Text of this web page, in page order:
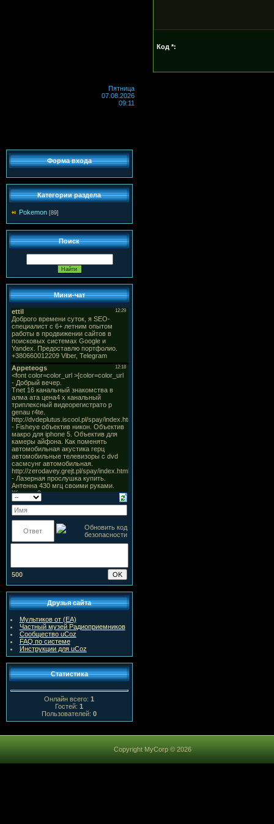
Код *:
Пятница
07.08.2026
09:11
Форма входа
Категории раздела
Pokemon [89]
Поиск
Мини-чат
500
Друзья сайта
Мультиков от (ЕА)
Частный музей Радиоприемников
Сообщество uCoz
FAQ по системе
Инструкции для uCoz
Статистика
Онлайн всего:1
Гостей:1
Пользователей:0
Copyright MyCorp © 2026